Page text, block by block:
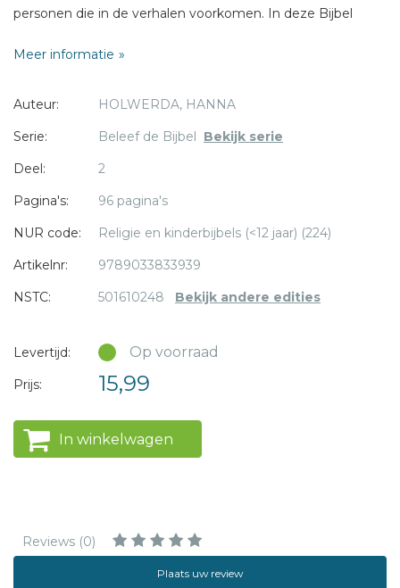
personen die in de verhalen voorkomen. In deze Bijbel
illustraties en achtergrondinformatie. Deze Bijbel is geschikt
Bindwijze: hardback
formaat: 24,7 × 17,5 × 1,3 cm
leeftijd: 10+
Meer informatie
Auteur:
HOLWERDA, HANNA
Serie:
Beleef de Bijbel Bekijk serie
Deel:
2
Pagina's:
96 pagina's
NUR code:
Religie en kinderbijbels (<12 jaar) (224)
Artikelnr:
9789033833939
NSTC:
501610248 Bekijk andere edities
Levertijd: Op voorraad
Prijs: 15,99
In winkelwagen
Reviews (0)
Plaats uw review
Bericht *
* = verplicht